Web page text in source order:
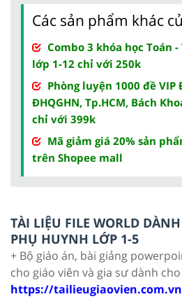
Các sản phẩm khác
Combo 3 khóa học Toán -
lớp 1-12 chỉ với 250k
Phòng luyện 1000 đề
ĐHQGHN, Tp.HCM, Bách
chỉ với 399k
Mã giảm giá 20% sản
trên Shopee mall
TÀI LIỆU FILE WORLD
PHỤ HUYNH LỚP 1-5
+ Bộ giáo án, bài giảng
cho giáo viên và gia sư dành
https://